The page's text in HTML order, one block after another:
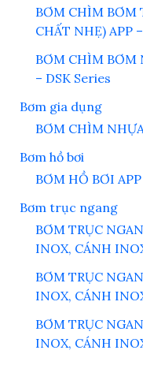
BƠM CHÌM BƠM
CHẤT NHẸ) APP
BƠM CHÌM BƠM
– DSK Series
Bơm gia dụng
BƠM CHÌM
Bơm hồ bơi
BƠM HỒ BƠI
Bơm trục ngang
BƠM TRỤC
INOX, CÁNH
BƠM TRỤC
INOX, CÁNH
BƠM TRỤC
INOX, CÁNH